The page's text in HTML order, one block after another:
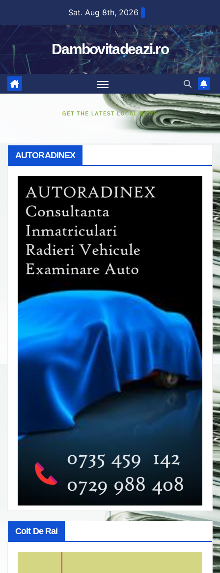
content
Sat. Aug 8th, 2026
Dambovitadeazi.ro
AUTORADINEX
Colt De Rai